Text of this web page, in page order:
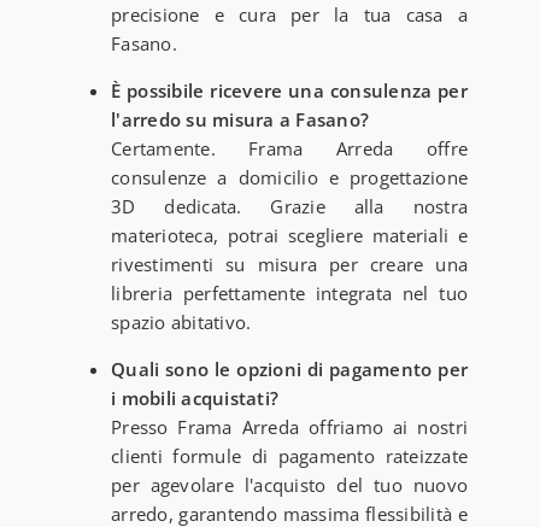
precisione e cura per la tua casa a
Fasano.
È possibile ricevere una consulenza per
l'arredo su misura a Fasano?
Certamente. Frama Arreda offre
consulenze a domicilio e progettazione
3D dedicata. Grazie alla nostra
materioteca, potrai scegliere materiali e
rivestimenti su misura per creare una
libreria perfettamente integrata nel tuo
spazio abitativo.
Quali sono le opzioni di pagamento per
i mobili acquistati?
Presso Frama Arreda offriamo ai nostri
clienti formule di pagamento rateizzate
per agevolare l'acquisto del tuo nuovo
arredo, garantendo massima flessibilità e